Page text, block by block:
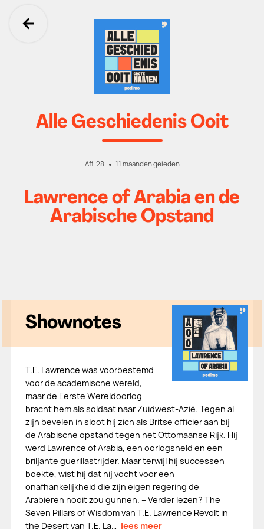
Ga terug
Alle Geschiedenis Ooit
Afl. 28 11 maanden geleden
Lawrence of Arabia en de
Arabische Opstand
Shownotes
T.E. Lawrence was voorbestemd
voor de academische wereld,
maar de Eerste Wereldoorlog
bracht hem als soldaat naar Zuidwest-Azië. Tegen al
zijn bevelen in sloot hij zich als Britse officier aan bij
de Arabische opstand tegen het Ottomaanse Rijk. Hij
werd Lawrence of Arabia, een oorlogsheld en een
briljante guerillastrijder. Maar terwijl hij successen
boekte, wist hij dat hij vocht voor een
onafhankelijkheid die zijn eigen regering de
Arabieren nooit zou gunnen. – Verder lezen? The
Seven Pillars of Wisdom van T.E. Lawrence Revolt in
the Desert van T.E. La… lees meer